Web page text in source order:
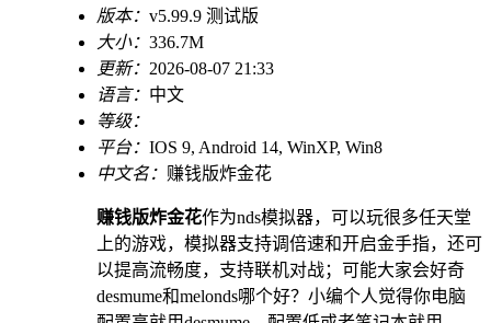
版本： v5.99.9 测试版
大小： 336.7M
更新： 2026-08-07 21:33
语言： 中文
等级：
平台： IOS 9, Android 14, WinXP, Win8
中文名： 赚钱版炸金花
赚钱版炸金花作为nds模拟器，可以玩很多任天堂
上的游戏，模拟器支持调倍速和开启金手指，还可
以提高流畅度，支持联机对战；可能大家会好奇
desmume和melonds哪个好？小编个人觉得你电脑